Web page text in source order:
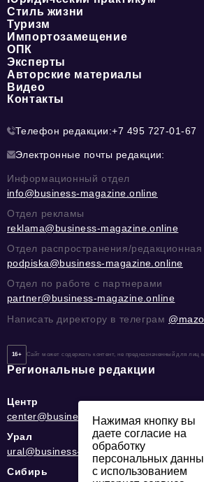
Стиль жизни
Туризм
Импортозамещение
ОПК
Эксперты
Авторские материалы
Видео
Контакты
Телефон редакции:+7 495 727-01-67
Электронные почты редакции:
Информационный отдел
info@business-magazine.online
Отдел рекламы
reklama@business-magazine.online
Отдел распространения/редакционная
podpiska@business-magazine.online
Отдел по работе с партнерами
partner@business-magazine.online
Написать директору в телеграм
16+ Сайт может содержать контент, не предназначенный для лиц
Региональные редакции
Центр
center@business-magazine.online
Урал
ural@business-magazine.online
Сибирь
Нажимая кнопку вы
даете согласие на
обработку
персональных
с использованием